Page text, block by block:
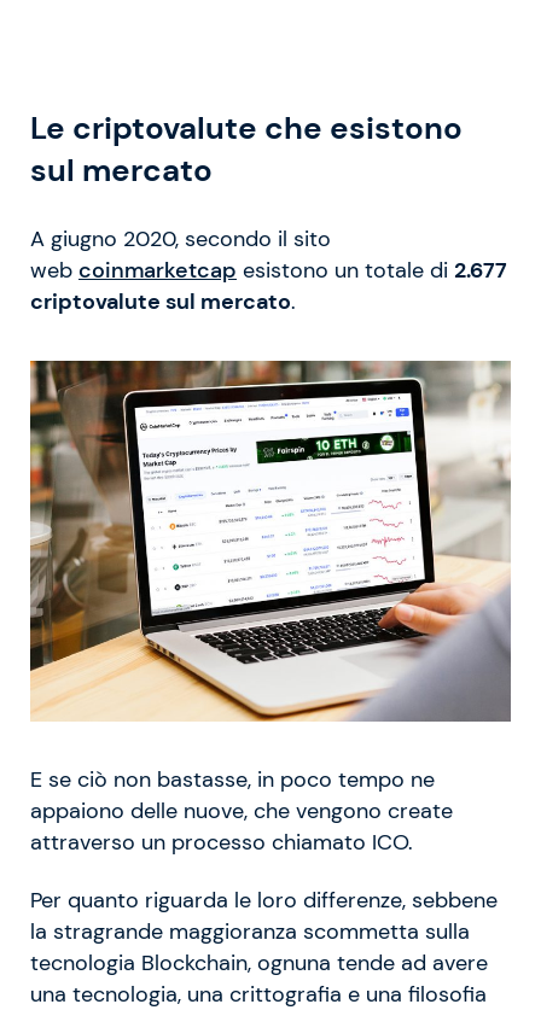
Le criptovalute che esistono
sul mercato
A giugno 2020, secondo il sito
web coinmarketcap esistono un totale di 2.677
criptovalute sul mercato.
E se ciò non bastasse, in poco tempo ne
appaiono delle nuove, che vengono create
attraverso un processo chiamato ICO.
Per quanto riguarda le loro differenze, sebbene
la stragrande maggioranza scommetta sulla
tecnologia Blockchain, ognuna tende ad avere
una tecnologia, una crittografia e una filosofia